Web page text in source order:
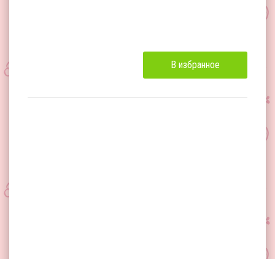
В избранное